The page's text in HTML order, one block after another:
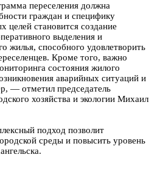
переселения должна
граждан и специфику
целей становится создание
выделения и
жилья, способного удовлетворить
Кроме того, важно
состояния жилого
аварийных ситуаций и
— отметил председатель
хозяйства и экологии Михаил
подход позволит
среды и повысить уровень